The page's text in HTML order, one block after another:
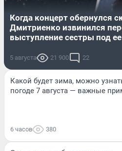
Когда концерт обернулся
Дмитриенко извинился
выступление сестры под
5 августа 21 900 22
Какой будет зима, можно
погоде 7 августа — важные
6 часов 380